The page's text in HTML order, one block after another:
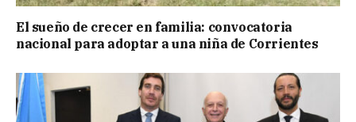
El sueño de crecer en familia: convocatoria
nacional para adoptar a una niña de Corrientes